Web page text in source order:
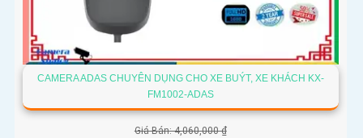
CAMERA ADAS CHUYÊN DỤNG CHO XE BUÝT, XE KHÁCH KX-
FM1002-ADAS
Giá Bán: 4,060,000 ₫